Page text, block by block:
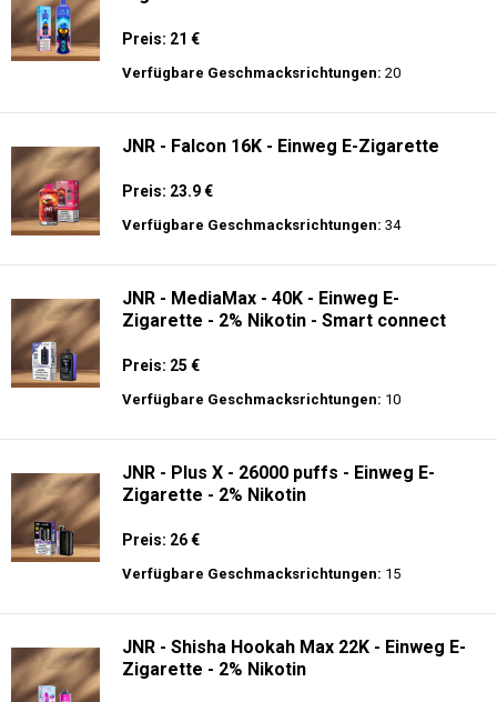
Preis: 21 €
Verfügbare Geschmacksrichtungen: 20
JNR - Falcon 16K - Einweg E-Zigarette
Preis: 23.9 €
Verfügbare Geschmacksrichtungen: 34
JNR - MediaMax - 40K - Einweg E-
Zigarette - 2% Nikotin - Smart connect
Preis: 25 €
Verfügbare Geschmacksrichtungen: 10
JNR - Plus X - 26000 puffs - Einweg E-
Zigarette - 2% Nikotin
Preis: 26 €
Verfügbare Geschmacksrichtungen: 15
JNR - Shisha Hookah Max 22K - Einweg E-
Zigarette - 2% Nikotin